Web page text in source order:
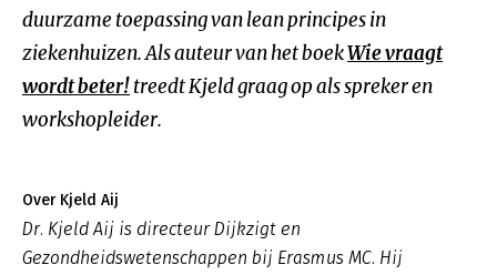
duurzame toepassing van lean principes in
ziekenhuizen. Als auteur van het boekWie vraagt
wordt beter!treedt Kjeld graag op als spreker en
workshopleider.
Over Kjeld Aij
Dr. Kjeld Aij is directeur Dijkzigt en
Gezondheidswetenschappen bij Erasmus MC. Hij